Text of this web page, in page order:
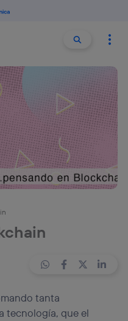
Buscar
tanta
tecnología, que el